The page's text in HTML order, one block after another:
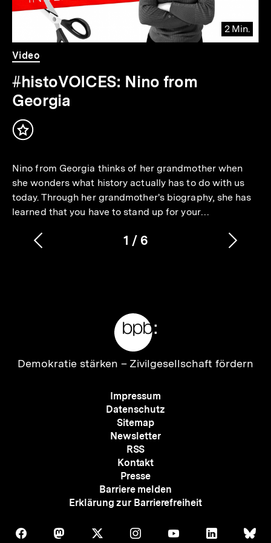
2 Min.
Video
Dauer
2
Min.
Video
#histoVOICES: Nino from
Georgia
Inhalt
Nino from Georgia thinks of her grandmother when
she wonders what history actually has to do with us
today. Through her grandmother's biography, she has
learned that you have to stand up for your…
Karussellinhalt
1
von
/ 6
Vorherigen
Zur
Demokratie stärken – Zivilgesellschaft fördern
Meta-
Navigation
Impressum
Datenschutz
Sitemap
Newsletter
RSS
Kontakt
Presse
Barriere melden
Erklärung zur Barrierefreiheit
Folgen
Auf
Folgen Folgen Folgen
Auf
Folgen Folgen